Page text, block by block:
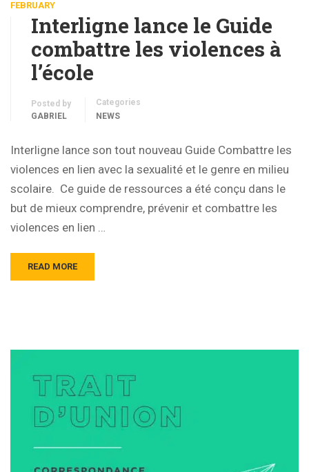
FEBRUARY
Interligne lance le Guide
combattre les violences à
l’école
Posted by
GABRIEL
Categories
NEWS
Interligne lance son tout nouveau Guide Combattre les
violences en lien avec la sexualité et le genre en milieu
scolaire. Ce guide de ressources a été conçu dans le
but de mieux comprendre, prévenir et combattre les
violences en lien …
READ MORE